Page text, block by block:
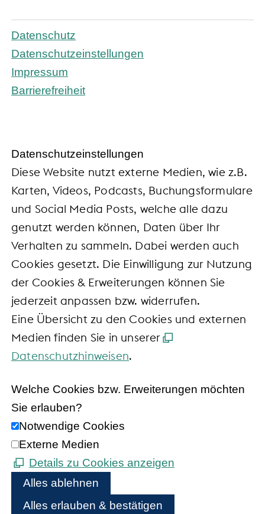
Datenschutz
Datenschutzeinstellungen
Impressum
Barrierefreiheit
Daten­schutz­ein­stel­lun­gen
Diese Website nutzt externe Medien, wie z.B.
Karten, Videos, Podcasts, Buchungsformulare
und Social Media Posts, welche alle dazu
genutzt werden können, Daten über Ihr
Verhalten zu sammeln. Dabei werden auch
Cookies gesetzt. Die Einwilligung zur Nutzung
der Cookies & Erweiterungen können Sie
jederzeit anpassen bzw. widerrufen.
Eine Übersicht zu den Cookies und externen
Medien finden Sie in unserer
Datenschutzhinweisen.
Welche Cookies bzw. Erweiterungen möchten
Sie erlauben?
Notwendige Cookies
Externe Medien
Details zu Cookies anzeigen
Alles ablehnen
Alles erlauben & bestätigen